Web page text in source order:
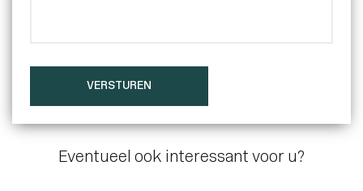
VERSTUREN
Eventueel ook interessant voor u?